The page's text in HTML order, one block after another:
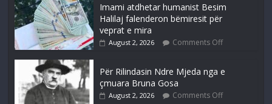
Imami atdhetar humanist Besim
Halilaj falenderon bëmiresit për
veprat e mira
August 2, 2026 Comments Off
Për Rilindasin Ndre Mjeda nga e
çmuara Bruna Gosa
August 2, 2026 Comments Off